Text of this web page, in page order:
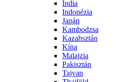
India
Indonézia
Japán
Kambodzsa
Kazahsztán
Kína
Malajzia
Pakisztán
Tajvan